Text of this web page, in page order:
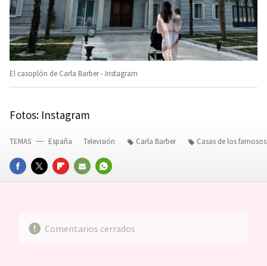
El casoplón de Carla Barber - Instagram
Fotos: Instagram
FACEBOOKTWITTERFLIPBOARD
E-
WHATSAPP
TEMAS España Televisión Carla Barber Casas de los famosos
Comentarios cerrados